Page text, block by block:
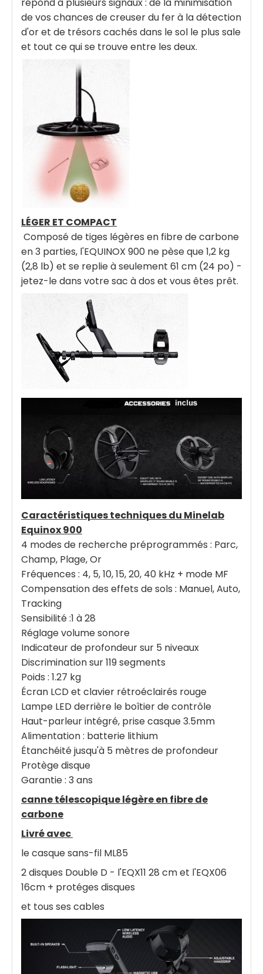
de vos chances de creuser du fer à la détection
d'or et de trésors cachés dans le sol le plus sale
et tout ce qui se trouve entre les deux.
LÉGER ET COMPACT
Composé de tiges légères en fibre de carbone
en 3 parties, l'EQUINOX 900 ne pèse que 1,2 kg
(2,8 lb) et se replie à seulement 61 cm (24 po) -
jetez-le dans votre sac à dos et vous êtes prêt.
Caractéristiques techniques du Minelab
Equinox 900
4 modes de recherche préprogrammés : Parc,
Champ, Plage, Or
Fréquences : 4, 5, 10, 15, 20, 40 kHz + mode MF
Compensation des effets de sols : Manuel, Auto,
Tracking
Sensibilité :1 à 28
Réglage volume sonore
Indicateur de profondeur sur 5 niveaux
Discrimination sur 119 segments
Poids : 1.27 kg
Écran LCD et clavier rétroéclairés rouge
Lampe LED derrière le boîtier de contrôle
Haut-parleur intégré, prise casque 3.5mm
Alimentation : batterie lithium
Étanchéité jusqu'à 5 mètres de profondeur
Protège disque
Garantie : 3 ans
canne télescopique légère en fibre de
carbone
Livré avec
le casque sans-fil ML85
2 disques Double D - l'EQX11 28 cm et l'EQX06
16cm + protéges disques
et tous ses cables